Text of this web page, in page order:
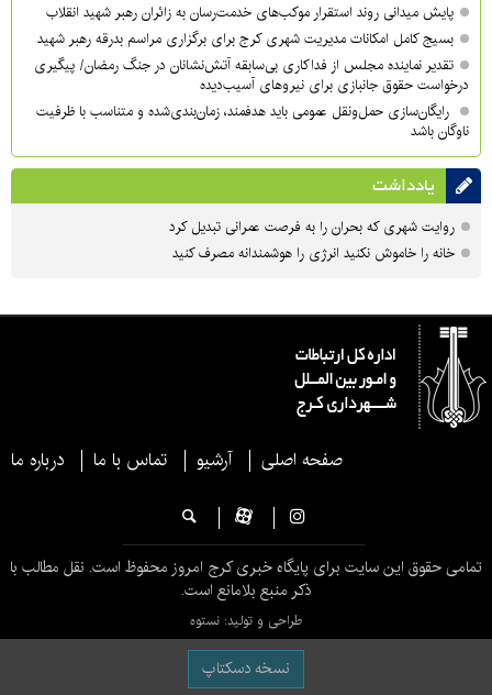
پایش میدانی روند استقرار موکب‌های خدمت‌رسان به زائران رهبر شهید انقلاب
بسیج کامل امکانات مدیریت شهری کرج برای برگزاری مراسم بدرقه رهبر شهید
تقدیر نماینده مجلس از فداکاری بی‌سابقه آتش‌نشانان در جنگ رمضان/ پیگیری
درخواست حقوق جانبازی برای نیروهای آسیب‌دیده
رایگان‌سازی حمل‌ونقل عمومی باید هدفمند، زمان‌بندی‌شده و متناسب با ظرفیت
ناوگان باشد
یادداشت
روایت شهری که بحران را به فرصت عمرانی تبدیل کرد
خانه را خاموش نکنید انرژی را هوشمندانه مصرف کنید
صفحه اصلی آرشیو تماس با ما درباره ما
تمامی حقوق این سایت برای پایگاه خبری کرج امروز محفوظ است. نقل مطالب با
ذکر منبع بلامانع است.
طراحی و تولید: نستوه
نسخه دسکتاپ